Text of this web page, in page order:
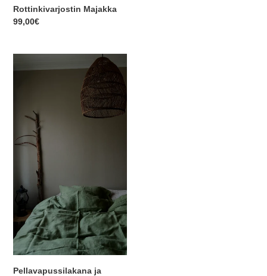
Rottinkivarjostin Majakka
Normaalihinta
99,00€
ja
vihreä
Pellavapussilakana ja